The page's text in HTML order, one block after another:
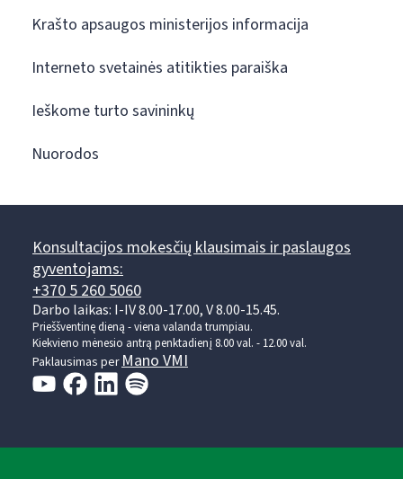
Krašto apsaugos ministerijos informacija
Interneto svetainės atitikties paraiška
Ieškome turto savininkų
Nuorodos
Konsultacijos mokesčių klausimais ir paslaugos
gyventojams:
+370 5 260 5060
Darbo laikas: I-IV 8.00-17.00, V 8.00-15.45.
Prieššventinę dieną - viena valanda trumpiau.
Kiekvieno mėnesio antrą penktadienį 8.00 val. - 12.00 val.
Paklausimas perMano VMI